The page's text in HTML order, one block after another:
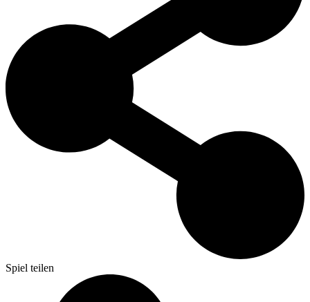
Spiel teilen